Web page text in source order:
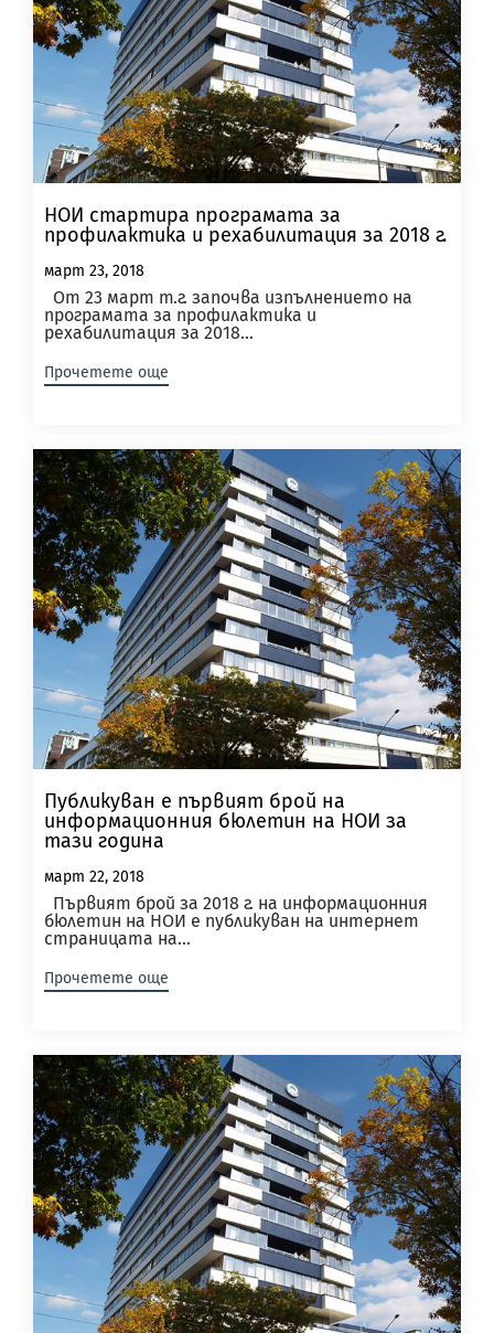
НОИ стартира програмата за
профилактика и рехабилитация за 2018 г.
март 23, 2018
От 23 март т.г. започва изпълнението на
програмата за профилактика и
рехабилитация за 2018...
Прочетете още
Публикуван е първият брой на
информационния бюлетин на НОИ за
тази година
март 22, 2018
Първият брой за 2018 г. на информационния
бюлетин на НОИ е публикуван на интернет
страницата на...
Прочетете още